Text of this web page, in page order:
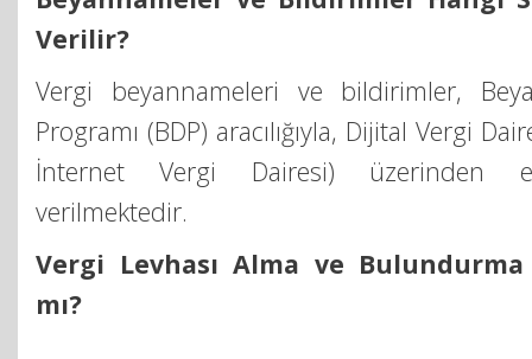
Verilir?
Vergi beyannameleri ve bildirimler,
Programı (BDP) aracılığıyla, Dijital Vergi
İnternet Vergi Dairesi) üzerinden
verilmektedir.
Vergi Levhası Alma ve
mı?